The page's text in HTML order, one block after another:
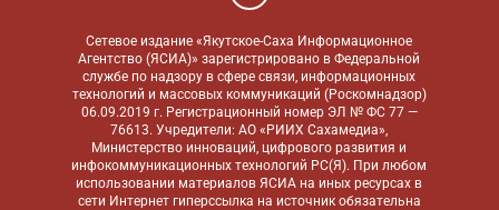
Сетевое издание «Якутское-Саха Информационное
Агентство (ЯСИА)» зарегистрировано в Федеральной
службе по надзору в сфере связи, информационных
технологий и массовых коммуникаций (Роскомнадзор)
06.09.2019 г. Регистрационный номер ЭЛ № ФС 77 —
76613. Учредители: АО «РИИХ Сахамедиа»,
Министерство инноваций, цифрового развития и
инфокоммуникационных технологий РС(Я). При любом
использовании материалов ЯСИА на иных ресурсах в
сети Интернет гиперссылка на источник обязательна